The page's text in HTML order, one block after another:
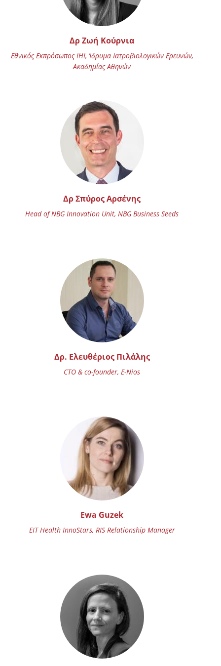
Δρ Ζωή Κούρνια
Εθνικός Εκπρόσωπος IHI, Ίδρυμα Ιατροβιολογικών Ερευνών,
Ακαδημίας Αθηνών
Δρ Σπύρος Αρσένης
Head of NBG Innovation Unit, NBG Business Seeds
Δρ. Ελευθέριος Πιλάλης
CTO & co-founder, E-Nios
Ewa Guzek
EIT Health InnoStars, RIS Relationship Manager